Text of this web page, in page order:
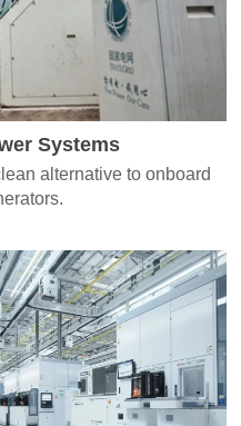
Systems
alternative to onboard